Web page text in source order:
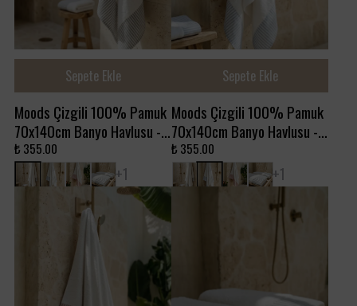
Sepete Ekle
Moods Çizgili 100% Pamuk
70x140cm Banyo Havlusu -
Black Beauty
₺ 355.00
+ 1
Sepete Ekle
Moods Çizgili 100% Pamuk
70x140cm Banyo Havlusu -
Campanula
₺ 355.00
+ 1